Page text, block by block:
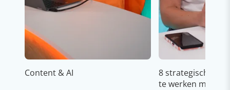
Content & AI
8 strategische
te werken met